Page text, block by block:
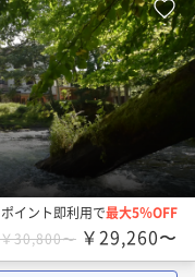
ポイント即利用で最大5％OFF
￥30,800〜 ￥29,260〜